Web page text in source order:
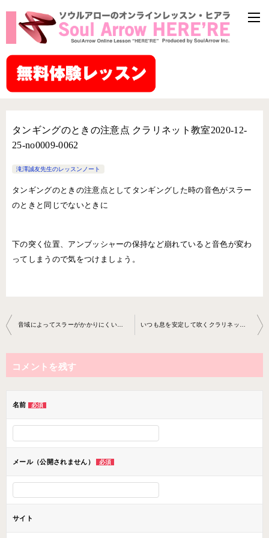
タンギングのときの注意点 クラリネット教室2020-12-
25-no0009-0062
滝澤誠友先生のレッスンノート
タンギングのときの注意点としてタンギングした時の音色がスラー
のときと同じでないときに
下の突く位置、アンブッシャーの保持など崩れていると音色が変わ
ってしまうので気をつけましょう。
投
稿
ナ
ビ
ョ
ン
音域によってスラーがかかりにくいクラリネット教室2020-12-25-no0 009-0054 いつも息を安定して吹くクラリネット教室2020-12-13-no0009-0062
コメントを残す
名前 必須
メール（公開されません） 必須
サイト